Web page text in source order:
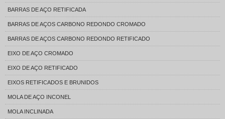
BARRAS DE AÇO RETIFICADA
BARRAS DE AÇOS CARBONO REDONDO CROMADO
BARRAS DE AÇOS CARBONO REDONDO RETIFICADO
EIXO DE AÇO CROMADO
EIXO DE AÇO RETIFICADO
EIXOS RETIFICADOS E BRUNIDOS
MOLA DE AÇO INCONEL
MOLA INCLINADA